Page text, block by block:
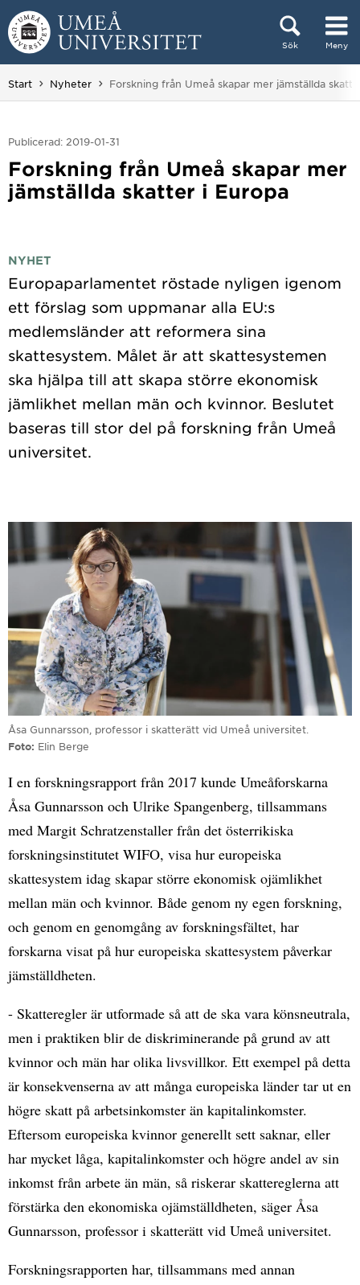
Hoppa direkt till innehållet
Sök Meny
Huvudmenyn dold.
Start Nyheter Du är här:
Forskning från Umeå skapar mer jämställda
Publicerad: 2019-01-31
Forskning från Umeå skapar mer
jämställda skatter i Europa
NYHET
Europaparlamentet röstade nyligen igenom
ett förslag som uppmanar alla EU:s
medlemsländer att reformera sina
skattesystem. Målet är att skattesystemen
ska hjälpa till att skapa större ekonomisk
jämlikhet mellan män och kvinnor. Beslutet
baseras till stor del på forskning från Umeå
Åsa Gunnarsson, professor i skatterätt vid Umeå universitet.
Foto Elin Berge
I en forskningsrapport från 2017 kunde Umeåforskarna
Åsa Gunnarsson och Ulrike Spangenberg, tillsammans
med Margit Schratzenstaller från det österrikiska
forskningsinstitutet WIFO, visa hur europeiska
skattesystem idag skapar större ekonomisk ojämlikhet
mellan män och kvinnor. Både genom ny egen forskning,
och genom en genomgång av forskningsfältet, har
forskarna visat på hur europeiska skattesystem påverkar
jämställdheten.
- Skatteregler är utformade så att de ska vara könsneutrala,
men i praktiken blir de diskriminerande på grund av att
kvinnor och män har olika livsvillkor. Ett exempel på detta
är konsekvenserna av att många europeiska länder tar ut en
högre skatt på arbetsinkomster än kapitalinkomster.
Eftersom europeiska kvinnor generellt sett saknar, eller
har mycket låga, kapitalinkomster och högre andel av sin
inkomst från arbete än män, så riskerar skattereglerna att
förstärka den ekonomiska ojämställdheten, säger Åsa
Gunnarsson, professor i skatterätt vid Umeå universitet.
Forskningsrapporten har, tillsammans med annan